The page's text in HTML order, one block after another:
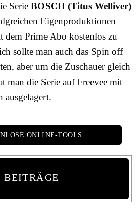
Serie BOSCH (Titus Welliver)
Eigenproduktionen
dem Prime Abo kostenlos zu
sollte man auch das Spin off
aber um die Zuschauer gleich
man die Serie auf Freevee mit
ausgelagert.
ONLINE-TOOLS
BEITRÄGE